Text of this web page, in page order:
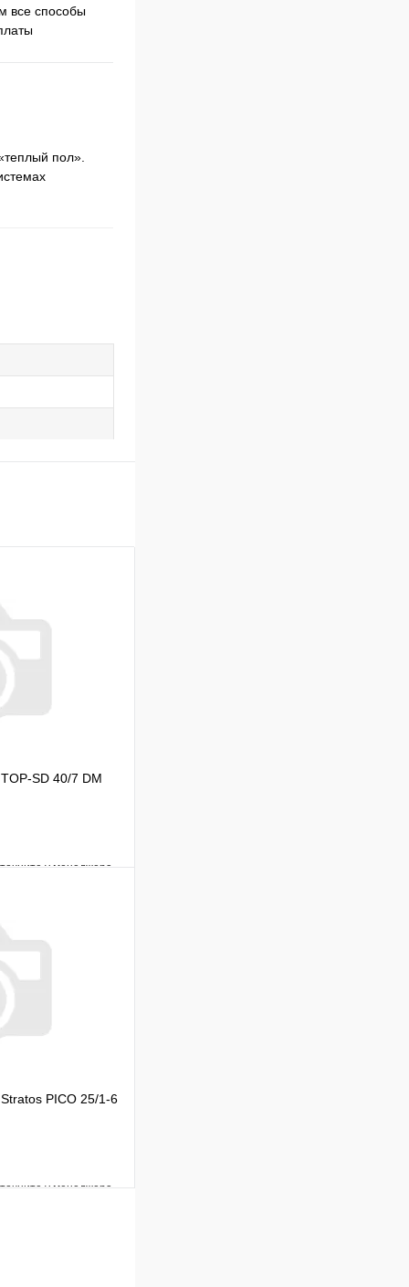
все способы
пол».
SD 40/7 DM
у менеджера
цену
PICO 25/1-6
у менеджера